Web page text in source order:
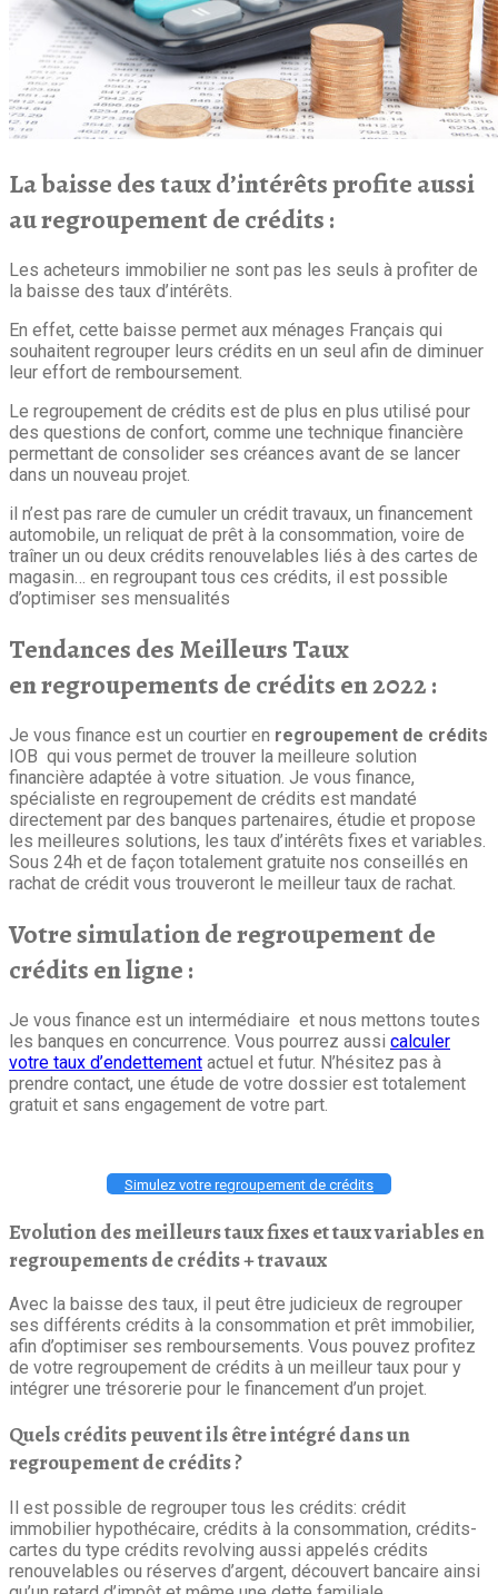
La baisse des taux d’intérêts profite aussi
au regroupement de crédits :
Les acheteurs immobilier ne sont pas les seuls à profiter de
la baisse des taux d’intérêts.
En effet, cette baisse permet aux ménages Français qui
souhaitent regrouper leurs crédits en un seul afin de diminuer
leur effort de remboursement.
Le regroupement de crédits est de plus en plus utilisé pour
des questions de confort, comme une technique financière
permettant de consolider ses créances avant de se lancer
dans un nouveau projet.
il n’est pas rare de cumuler un crédit travaux, un financement
automobile, un reliquat de prêt à la consommation, voire de
traîner un ou deux crédits renouvelables liés à des cartes de
magasin… en regroupant tous ces crédits, il est possible
d’optimiser ses mensualités
Tendances des Meilleurs Taux
enregroupements de crédits en 2022 :
Je vous finance est un courtier en regroupement de crédits
IOB qui vous permet de trouver la meilleure solution
financière adaptée à votre situation. Je vous finance,
spécialiste en regroupement de crédits est mandaté
directement par des banques partenaires, étudie et propose
les meilleures solutions, les taux d’intérêts fixes et variables.
Sous 24h et de façon totalement gratuite nos conseillés en
rachat de crédit vous trouveront le meilleur taux de rachat.
Votresimulation de regroupement de
crédits en ligne :
Je vous finance est un intermédiaire et nous mettons toutes
les banques en concurrence. Vous pourrez aussi calculer
votre taux d’endettement actuel et futur. N’hésitez pas à
prendre contact, une étude de votre dossier est totalement
gratuit et sans engagement de votre part.
Simulez votre regroupement de crédits
Evolution des meilleurs taux fixes et taux variables en
regroupements de crédits + travaux
Avec la baisse des taux, il peut être judicieux de regrouper
ses différents crédits à la consommation et prêt immobilier,
afin d’optimiser ses remboursements. Vous pouvez profitez
de votre regroupement de crédits à un meilleur taux pour y
intégrer une trésorerie pour le financement d’un projet.
Quels crédits peuvent ils être intégré dans un
regroupement de crédits ?
Il est possible de regrouper tous les crédits: crédit
immobilier hypothécaire, crédits à la consommation, crédits-
cartes du type crédits revolving aussi appelés crédits
renouvelables ou réserves d’argent, découvert bancaire ainsi